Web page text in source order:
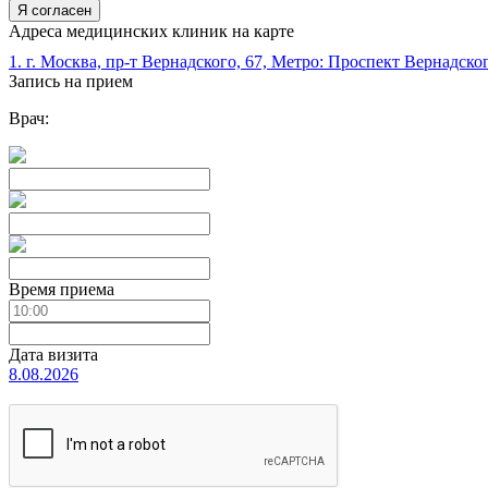
Я согласен
Адреса медицинских клиник на карте
1. г. Москва, пр-т Вернадского, 67, Метро: Проспект
Запись на прием
Врач:
Время приема
Дата визита
8.08.2026